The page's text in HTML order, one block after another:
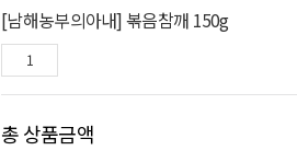
[남해농부의아내] 볶음참깨 150g
총 상품금액